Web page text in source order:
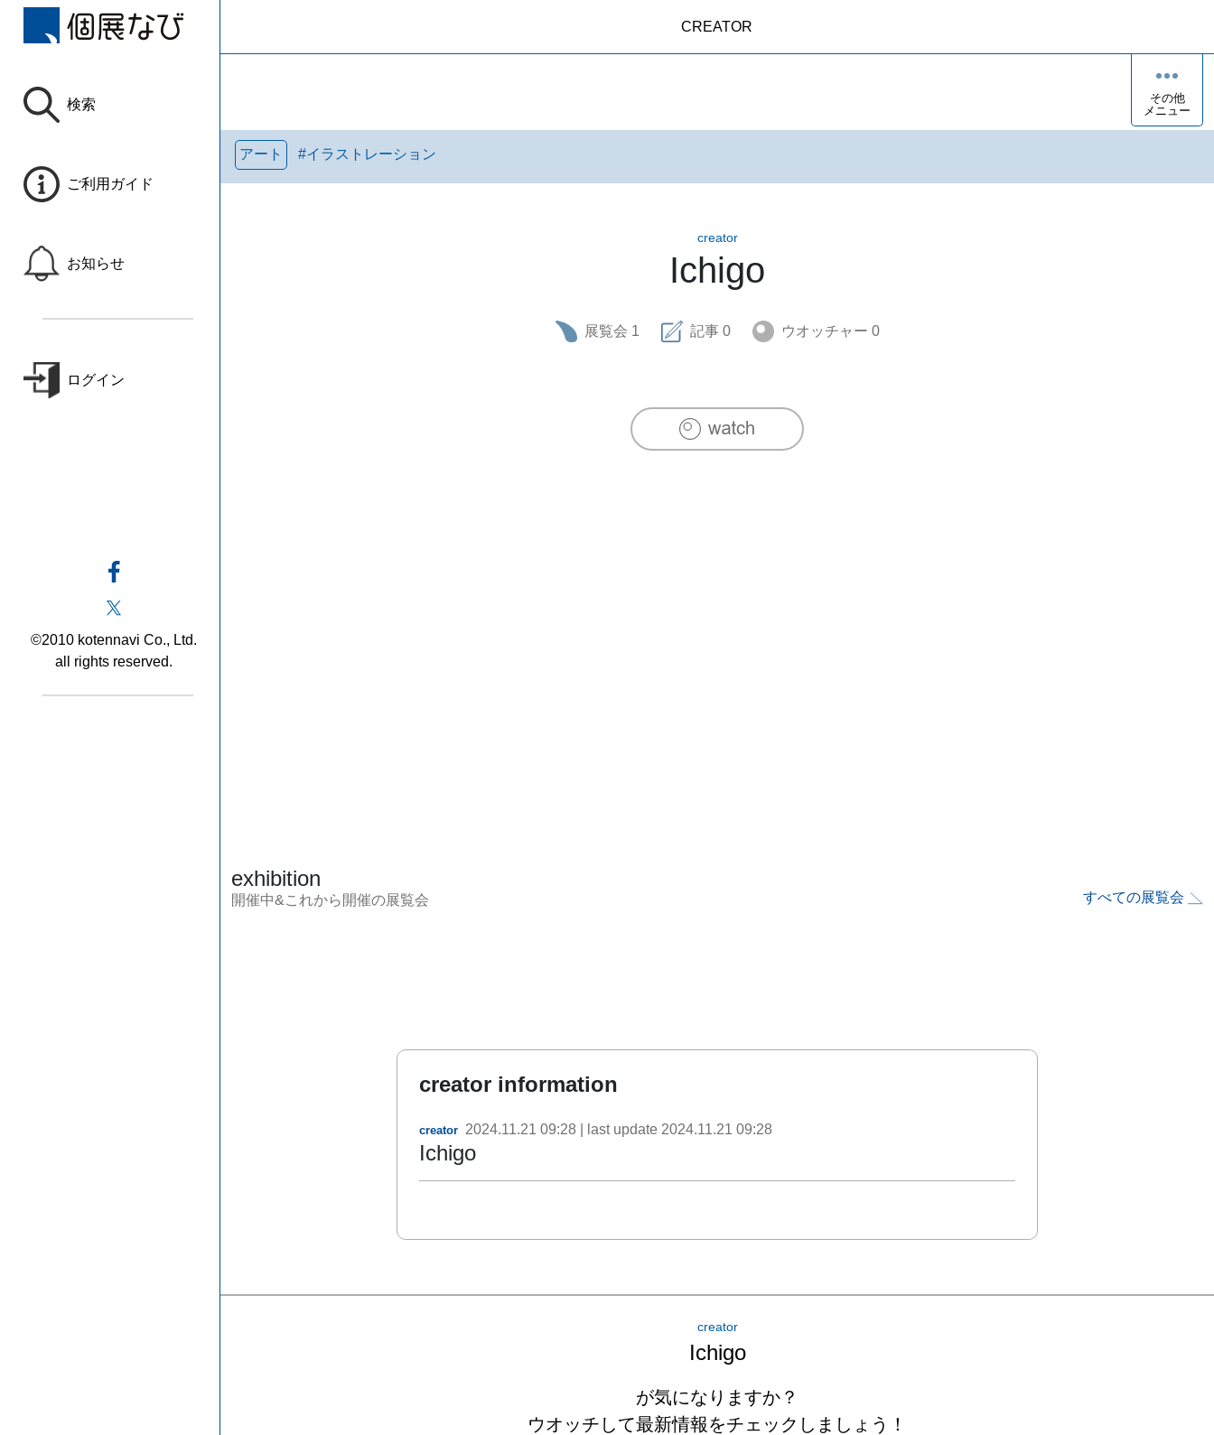
検索
ご利用ガイド
お知らせ
ログイン
©2010 kotennavi Co., Ltd.
all rights reserved.
CREATOR
その他
メニュー
アート #イラストレーション
creator
Ichigo
展覧会 1 記事 0 ウオッチャー 0
exhibition
開催中&これから開催の展覧会 すべての展覧会
creator information
creator 2024.11.21 09:28 | last update 2024.11.21 09:28
Ichigo
creator
Ichigo
が気になりますか？
ウオッチして最新情報をチェックしましょう！